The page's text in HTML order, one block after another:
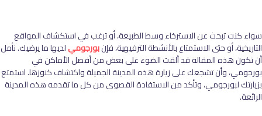
سواء كنت تبحث عن الاسترخاء وسط الطبيعة، أو ترغب في استكشاف المواقع
التاريخية، أو حتى الاستمتاع بالأنشطة الترفيهية، فإنبورجوميلديها ما يرضيك. نأمل
أن تكون هذه المقالة قد ألقت الضوء على بعض من أفضل الأماكن في
بورجومي، وأن تشجعك على زيارة هذه المدينة الجميلة واكتشاف كنوزها. استمتع
بزيارتك لبورجومي، وتأكد من الاستفادة القصوى من كل ما تقدمه هذه المدينة
الرائعة.